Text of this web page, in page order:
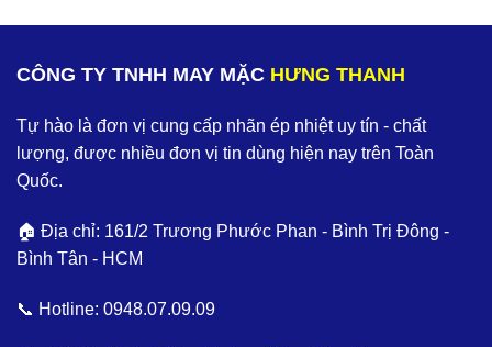
CÔNG TY TNHH MAY MẶC HƯNG THANH
Tự hào là đơn vị cung cấp nhãn ép nhiệt uy tín - chất
lượng, được nhiều đơn vị tin dùng hiện nay trên Toàn
Quốc.
🏠 Địa chỉ: 161/2 Trương Phước Phan - Bình Trị Đông -
Bình Tân - HCM
📞 Hotline: 0948.07.09.09